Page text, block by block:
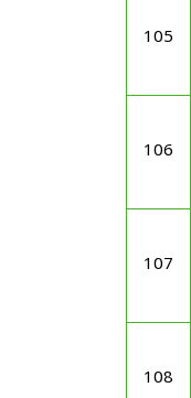
105
106
107
108